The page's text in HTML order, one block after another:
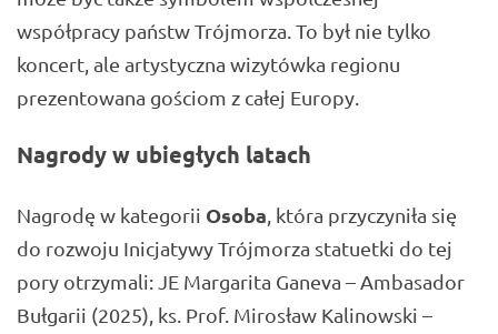
współpracy państw Trójmorza. To był nie tylko
koncert, ale artystyczna wizytówka regionu
prezentowana gościom z całej Europy.
Nagrody w ubiegłych latach
Nagrodę w kategorii Osoba , która przyczyniła się
do rozwoju Inicjatywy Trójmorza statuetki do tej
pory otrzymali: JE Margarita Ganeva – Ambasador
Bułgarii (2025), ks. Prof. Mirosław Kalinowski –